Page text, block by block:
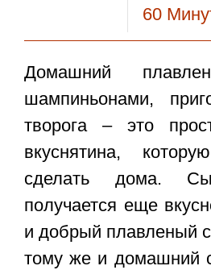
60
Домашний
шампиньонами,
творога – это
вкуснятина,
сделать дома.
получается еще
и добрый плавленый
тому же и домашний